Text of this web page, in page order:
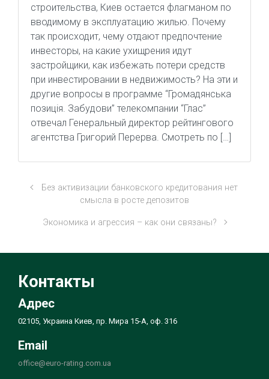
строительства, Киев остается флагманом по
вводимому в эксплуатацию жилью. Почему
так происходит, чему отдают предпочтение
инвесторы, на какие ухищрения идут
застройщики, как избежать потери средств
при инвестировании в недвижимость? На эти и
другие вопросы в программе “Громадянська
позиція. Забудови” телекомпании “Глас”
отвечал Генеральный директор рейтингового
агентства Григорий Перерва. Смотреть по […]
Без активизации банковского кредитования нет
смысла в росте депозитов
Экономика и агрессия – как они связаны?
Контакты
Адрес
02105, Украина Киев, пр. Мира 15-А, оф. 316
Email
office@euro-rating.com.ua